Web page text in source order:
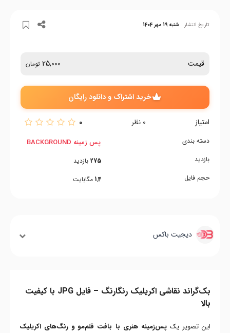
تاریخ انتشار شنبه 19 مهر 1404
قیمت 25,000 تومان
خرید اشتراک و دانلود رایگان
امتیاز 0 نظر 0
دسته بندی
بازدید
حجم فایل
پس زمینه BACKGROUND
275 بازدید
1.4 مگابایت
دیجیت باکس
بک‌گراند نقاشی اکریلیک رنگارنگ – فایل JPG با کیفیت
بالا
این تصویر یکپس‌زمینه هنری با بافت قلم‌مو و رنگ‌های اکریلیک